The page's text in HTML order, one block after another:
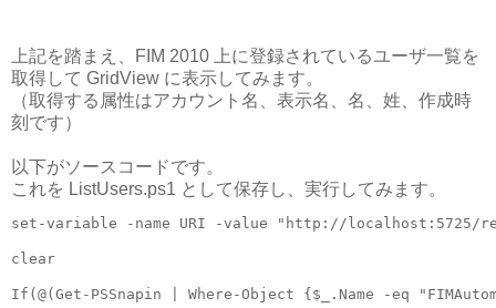
上記を踏まえ、FIM 2010 上に登録されているユーザ一覧を
取得して GridView に表示してみます。
（取得する属性はアカウント名、表示名、名、姓、作成時
刻です）
以下がソースコードです。
これを ListUsers.ps1 として保存し、実行してみます。
set-variable -name URI -value "http://localhost:5725/
clear
If(@(Get-PSSnapin | Where-Object {$_.Name -eq